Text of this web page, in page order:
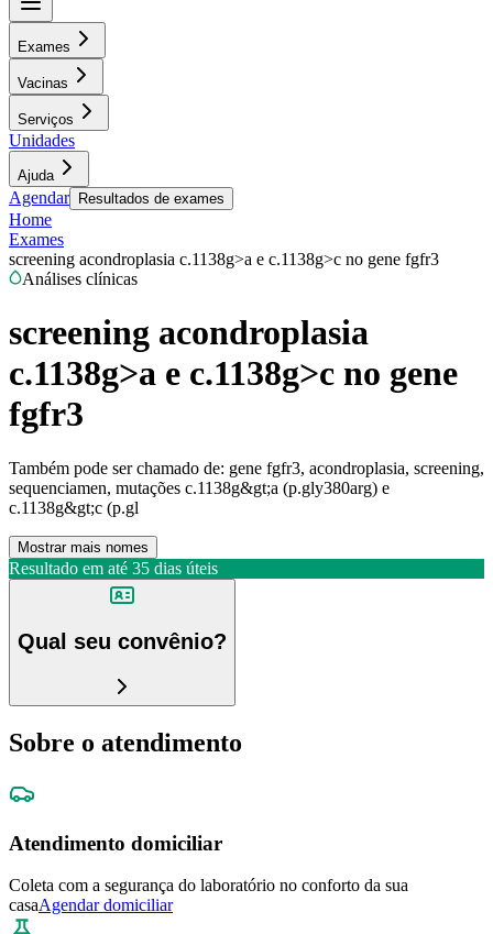
Exames
Vacinas
Serviços
Unidades
Ajuda
Agendar Resultados de exames
Home
Exames
screening acondroplasia c.1138g>a e c.1138g>c no gene fgfr3
Análises clínicas
screening acondroplasia
c.1138g>a e c.1138g>c no gene
fgfr3
Também pode ser chamado de: gene fgfr3, acondroplasia, screening,
sequenciamen, mutações c.1138g&gt;a (p.gly380arg) e
c.1138g&gt;c (p.gl
Mostrar mais nomes
Resultado em até 35 dias úteis
Qual seu convênio?
Sobre o atendimento
Atendimento domiciliar
Coleta com a segurança do laboratório no conforto da sua
casaAgendar domiciliar